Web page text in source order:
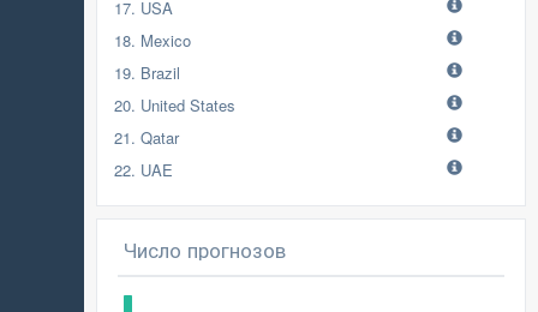
17. USA
18. Mexico
19. Brazil
20. United States
21. Qatar
22. UAE
Число прогнозов